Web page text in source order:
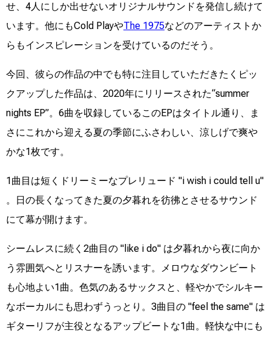
せ、4人にしか出せないオリジナルサウンドを発信し続けて
います。他にもCold PlayやThe 1975などのアーティストか
らもインスピレーションを受けているのだそう。
今回、彼らの作品の中でも特に注目していただきたくピッ
クアップした作品は、2020年にリリースされた“summer
nights EP”。6曲を収録しているこのEPはタイトル通り、ま
さにこれから迎える夏の季節にふさわしい、涼しげで爽や
かな1枚です。
1曲目は短くドリーミーなプレリュード "i wish i could tell u"
。日の長くなってきた夏の夕暮れを彷彿とさせるサウンド
にて幕が開けます。
シームレスに続く2曲目の "like i do" は夕暮れから夜に向か
う雰囲気へとリスナーを誘います。メロウなダウンビート
も心地よい1曲。色気のあるサックスと、軽やかでシルキー
なボーカルにも思わずうっとり。3曲目の "feel the same" は
ギターリフが主役となるアップビートな1曲。軽快な中にも